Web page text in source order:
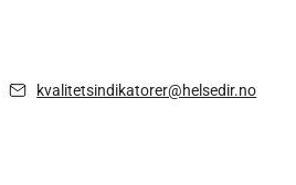
kvalitetsindikatorer@helsedir.no